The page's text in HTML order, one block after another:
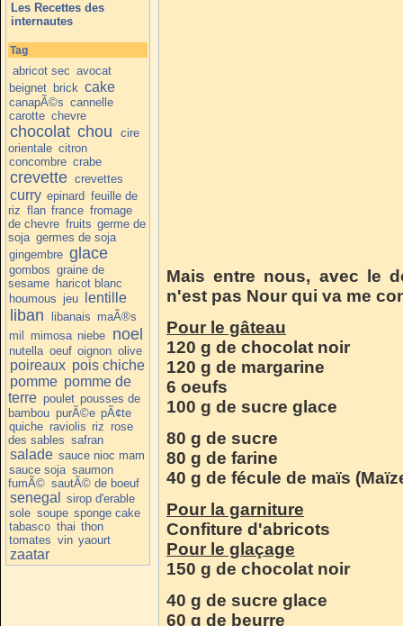
Les Recettes des
internautes
Tag
abricot sec avocat
beignet brick cake
canapÃ©s cannelle
carotte chevre
chocolat chou
cire
orientale citron
concombre crabe
crevette crevettes
curry epinard feuille de
riz flan france fromage
de chevre fruits germe de
soja germes de soja
gingembre glace
gombos graine de
sesame haricot blanc
houmous jeu lentille
liban libanais maÃ®s
mil mimosa niebe noel
nutella oeuf oignon olive
poireaux pois chiche
pomme pomme de
terre poulet pousses de
bambou purÃ©e pÃ¢te
quiche raviolis riz rose
des sables safran
salade sauce nioc mam
sauce soja saumon
fumÃ© sautÃ© de boeuf
senegal
sirop d'erable
sole soupe sponge cake
tabasco thai thon
tomates vin yaourt
zaatar
Mais entre nous, avec le
n'est pas Nour qui va me
Pour le gâteau
120 g de chocolat noir
120 g de margarine
6 oeufs
100 g de sucre glace
80 g de sucre
80 g de farine
40 g de fécule de maïs
Pour la garniture
Confiture d'abricots
Pour le glaçage
150 g de chocolat noir
40 g de sucre glace
60 g de beurre